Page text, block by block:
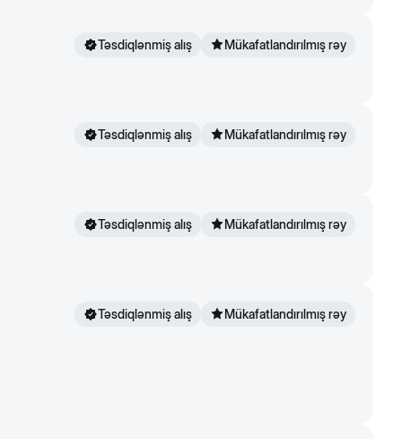
Təsdiqlənmiş alış Mükafatlandırılmış rəy
Təsdiqlənmiş alış Mükafatlandırılmış rəy
Təsdiqlənmiş alış Mükafatlandırılmış rəy
Təsdiqlənmiş alış Mükafatlandırılmış rəy